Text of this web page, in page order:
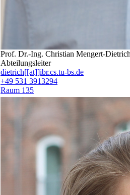
Prof. Dr.-Ing. Christian Mengert-
Abteilungsleiter
dietrich[[at]]ibr.cs.tu-bs.de
+49 531 3913294
Raum 135